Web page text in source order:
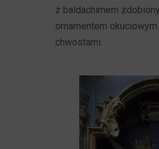
z baldachimem
ornamentem
chwostami.